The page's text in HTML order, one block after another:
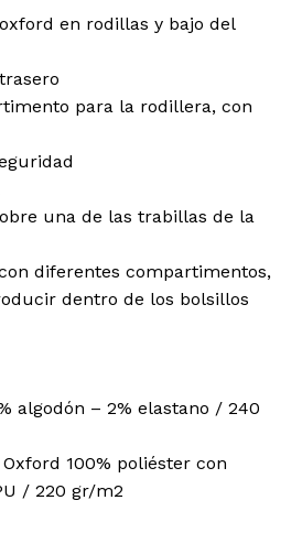
en rodillas y bajo del
para la rodillera, con
una de las trabillas de la
diferentes compartimentos,
dentro de los bolsillos
algodón – 2% elastano / 240
100% poliéster con
/ 220 gr/m2